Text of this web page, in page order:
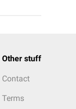
Other stuff
Contact
Terms